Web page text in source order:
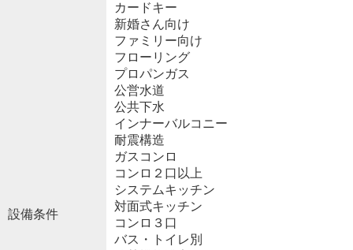
設備条件
カードキー
新婚さん向け
ファミリー向け
フローリング
プロパンガス
公営水道
公共下水
インナーバルコニー
耐震構造
ガスコンロ
コンロ２口以上
システムキッチン
対面式キッチン
コンロ３口
バス・トイレ別